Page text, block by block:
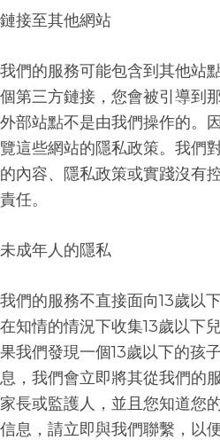
鏈接至其他網站
我們的服務可能包含到其他站
個第三方鏈接，您會被引導到
外部站點不是由我們操作的。
覽這些網站的隱私政策。我們
的內容、隱私政策或實踐沒有
責任。
未成年人的隱私
我們的服務不直接面向13歲以
在知情的情況下收集13歲以下
果我們發現一個13歲以下的孩
息，我們會立即將其從我們的
家長或監護人，並且您知道您
信息，請立即與我們聯繫，以